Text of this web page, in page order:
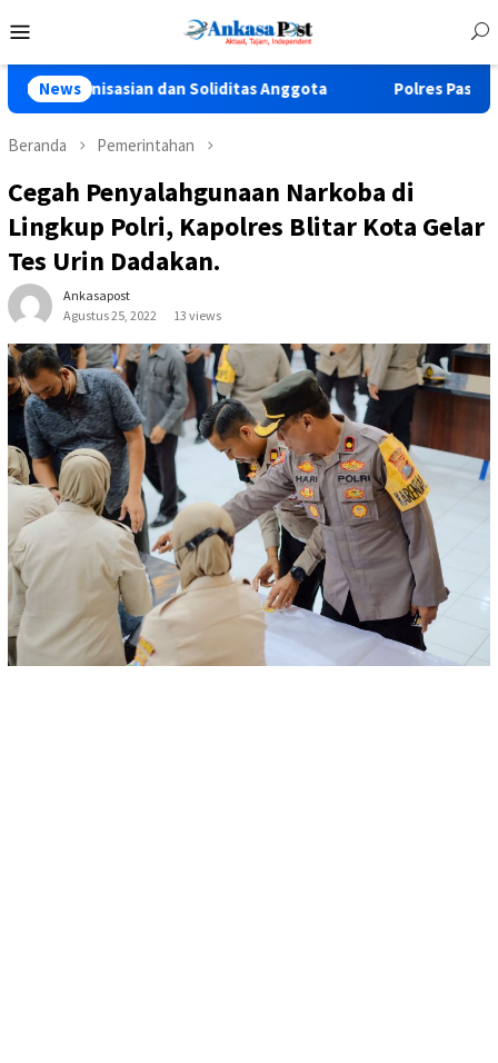
ke
Mobile
News
dan Soliditas Anggota Polres Pasuruan Tegaskan
Beranda Pemerintahan
Cegah Penyalahgunaan Narkoba di
Lingkup Polri, Kapolres Blitar Kota Gelar
Tes Urin Dadakan.
Ankasapost
Agustus 25, 2022
13 views